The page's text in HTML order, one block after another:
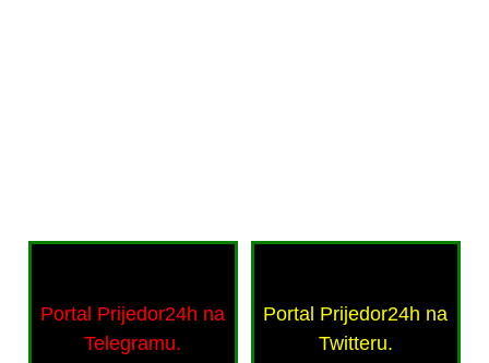
Portal Prijedor24h na
Telegramu.
Portal Prijedor24h na
Twitteru.